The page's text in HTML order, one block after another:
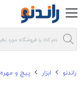
راندنو ابزار پیچ و مهره